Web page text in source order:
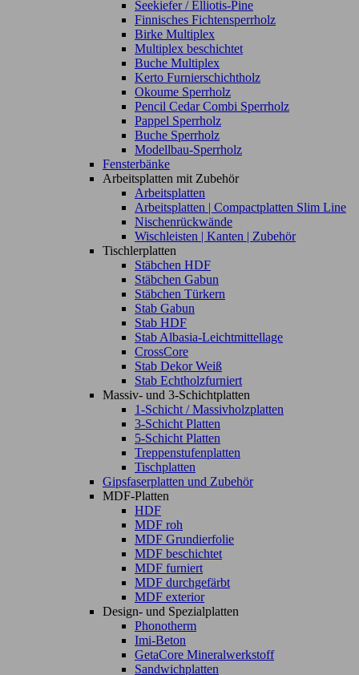
Seekiefer / Elliotis-Pine
Finnisches Fichtensperrholz
Birke Multiplex
Multiplex beschichtet
Buche Multiplex
Kerto Furnierschichtholz
Okoume Sperrholz
Pencil Cedar Combi Sperrholz
Pappel Sperrholz
Buche Sperrholz
Modellbau-Sperrholz
Fensterbänke
Arbeitsplatten mit Zubehör
Arbeitsplatten
Arbeitsplatten | Compactplatten Slim Line
Nischenrückwände
Wischleisten | Kanten | Zubehör
Tischlerplatten
Stäbchen HDF
Stäbchen Gabun
Stäbchen Türkern
Stab Gabun
Stab HDF
Stab Albasia-Leichtmittellage
CrossCore
Stab Dekor Weiß
Stab Echtholzfurniert
Massiv- und 3-Schichtplatten
1-Schicht / Massivholzplatten
3-Schicht Platten
5-Schicht Platten
Treppenstufenplatten
Tischplatten
Gipsfaserplatten und Zubehör
MDF-Platten
HDF
MDF roh
MDF Grundierfolie
MDF beschichtet
MDF furniert
MDF durchgefärbt
MDF exterior
Design- und Spezialplatten
Phonotherm
Imi-Beton
GetaCore Mineralwerkstoff
Sandwichplatten